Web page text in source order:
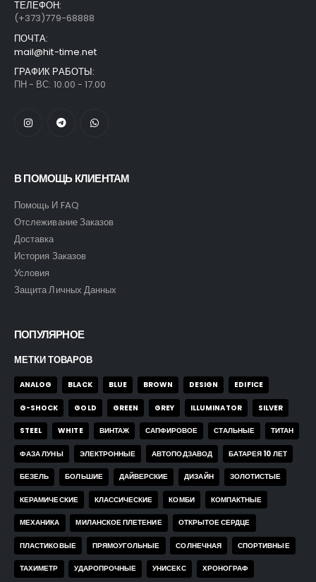
ТЕЛЕФОН:
(+373)779-68888
ПОЧТА:
mail@hit-time.net
ГРАФИК РАБОТЫ:
ПН - ВС: 10.00 - 17.00
В ПОМОЩЬ КЛИЕНТАМ
Помощь И FAQ
Отслеживание Заказов
Доставка
История Заказов
Условия
Защита Личных Данных
ПОПУЛЯРНОЕ
МЕТКИ ТОВАРОВ
ANALOG BLACK BLUE BROWN DESIGN EDIFICE
G-SHOCK GOLD GREEN GREY ILLUMINATOR SILVER
STEEL WHITE ВИНТАЖ САПФИРОВОЕ СТАЛЬНЫЕ ТИТАН
ФАЗА ЛУНЫ ЭЛЕКТРОННЫЕ АВТОПОДЗАВОД БАТАРЕЯ 10 ЛЕТ
БЕЗЕЛЬ БОЛЬШИЕ ДАЙВЕРСКИЕ ДИЗАЙН ЗОЛОТИСТЫЕ
КЕРАМИЧЕСКИЕ КЛАССИЧЕСКИЕ КОМБИ КОМПАКТНЫЕ
МЕХАНИКА МИЛАНСКОЕ ПЛЕТЕНИЕ ОТКРЫТОЕ СЕРДЦЕ
ПЛАСТИКОВЫЕ ПРЯМОУГОЛЬНЫЕ СОЛНЕЧНАЯ СПОРТИВНЫЕ
ТАХИМЕТР УДАРОПРОЧНЫЕ УНИСЕКС ХРОНОГРАФ